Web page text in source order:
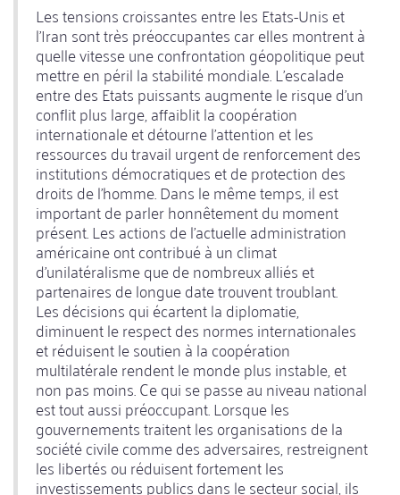
Les tensions croissantes entre les Etats-Unis et
l'Iran sont très préoccupantes car elles montrent à
quelle vitesse une confrontation géopolitique peut
mettre en péril la stabilité mondiale. L'escalade
entre des Etats puissants augmente le risque d'un
conflit plus large, affaiblit la coopération
internationale et détourne l'attention et les
ressources du travail urgent de renforcement des
institutions démocratiques et de protection des
droits de l'homme. Dans le même temps, il est
important de parler honnêtement du moment
présent. Les actions de l'actuelle administration
américaine ont contribué à un climat
d'unilatéralisme que de nombreux alliés et
partenaires de longue date trouvent troublant.
Les décisions qui écartent la diplomatie,
diminuent le respect des normes internationales
et réduisent le soutien à la coopération
multilatérale rendent le monde plus instable, et
non pas moins. Ce qui se passe au niveau national
est tout aussi préoccupant. Lorsque les
gouvernements traitent les organisations de la
société civile comme des adversaires, restreignent
les libertés ou réduisent fortement les
investissements publics dans le secteur social, ils